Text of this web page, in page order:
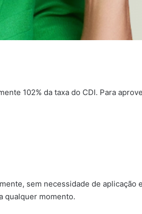
102% da taxa do CDI. Para
sem necessidade de aplicação
qualquer momento.